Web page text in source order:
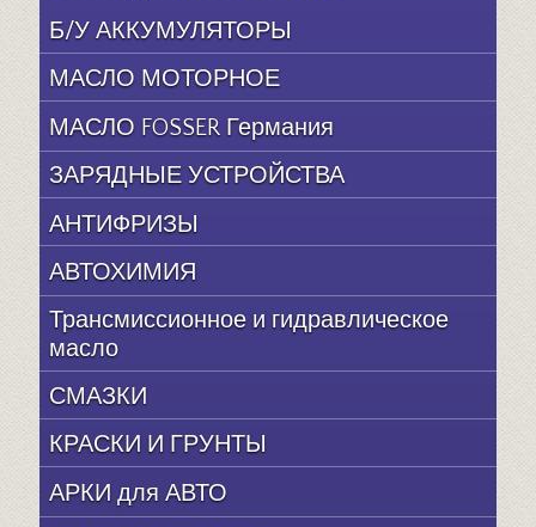
Б/У АККУМУЛЯТОРЫ
МАСЛО МОТОРНОЕ
МАСЛО FOSSER Германия
ЗАРЯДНЫЕ УСТРОЙСТВА
АНТИФРИЗЫ
АВТОХИМИЯ
Трансмиссионное и гидравлическое
масло
СМАЗКИ
КРАСКИ И ГРУНТЫ
АРКИ для АВТО